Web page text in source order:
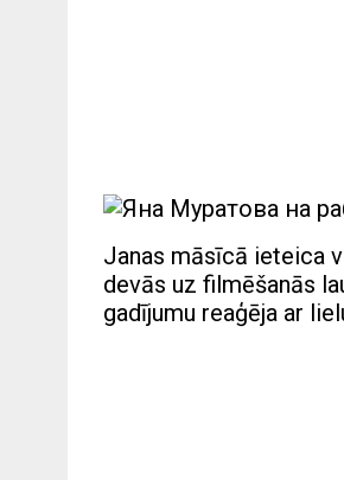
Janas māsīcā ieteica
devās uz filmēšanās
gadījumu reaģēja ar